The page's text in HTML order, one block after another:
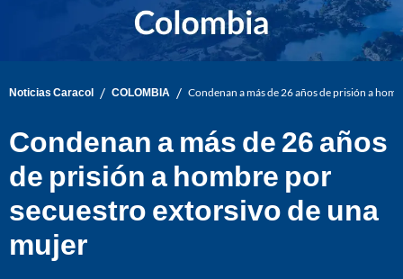
Noticias Caracol / COLOMBIA / Condenan a más de 26 años de prisión a
Condenan a más de 26 años
de prisión a hombre por
secuestro extorsivo de una
mujer